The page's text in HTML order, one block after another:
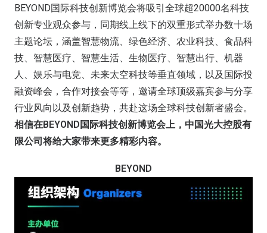
BEYOND国际科技创新博览会将吸引全球超20000名科技
创新专业观众参与，同期线上线下的双重形式举办数十场
主题论坛，涵盖智慧物流、绿色经济、农业科技、食品科
技、智慧医疗、智慧生活、生物医疗、智慧出行、机器
人、娱乐与电竞、未来太空科技等垂直领域，以及国际投
融资峰会，合作对接会等等，邀请全球顶级嘉宾参与分享
行业风向以及创新趋势，共赴这场全球科技创新者盛会。
相信在BEYOND国际科技创新博览会上，中国光大控股有
限公司将给大家带来更多精彩内容。
BEYOND